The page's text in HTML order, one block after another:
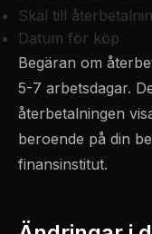
Skäl till
Datum för köp
Begäran om
5-7 arbetsdagar.
återbetalningen
beroende på din
finansinstitut.